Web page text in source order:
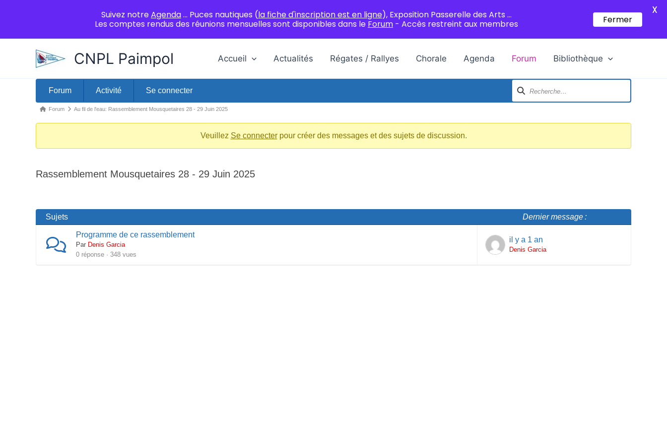
CNPL Paimpol Accueil Actualités Régates / Rallyes Chorale Agenda Forum Bibliothèque
Navigation
forum
Forum Activité Se connecter
Fil
forum –
êtes
Forum Au fil de l'eau: Rassemblement Mousquetaires 28 - 29 Juin 2025
Veuillez Se connecterpour créer des messages et des sujets de discussion.
Rassemblement Mousquetaires 28 - 29 Juin 2025
Sujets Dernier message :
Programme de ce rassemblement
Par Denis Garcia
0 réponse · 348 vues
il y a 1 an
Denis Garcia
Suivez notreAgenda... Puces nautiques (la fiche d'inscription est en ligne), Exposition Passerelle des Arts ...
Les comptes rendus des réunions mensuelles sont disponibles dans le Forum - Accès restreint aux membres Fermer
X